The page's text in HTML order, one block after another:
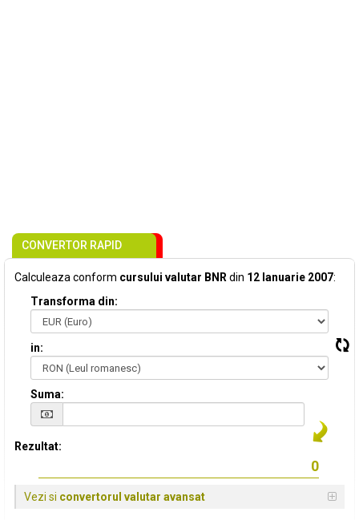
CONVERTOR RAPID
Calculeaza conform cursului valutar BNR din 12 Ianuarie 2007:
Transforma din:
in:
Suma:
Rezultat:
Vezi si convertorul valutar avansat